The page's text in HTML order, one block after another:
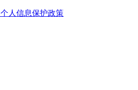
个人信息保护政策